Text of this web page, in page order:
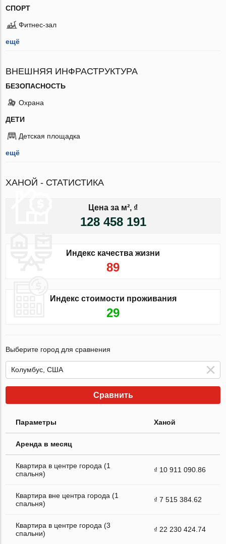
СПОРТ
Фитнес-зал
ещё
ВНЕШНЯЯ ИНФРАСТРУКТУРА
БЕЗОПАСНОСТЬ
Охрана
ДЕТИ
Детская площадка
ещё
ХАНОЙ - СТАТИСТИКА
Цена за м², ₫
128 458 191
Индекс качества жизни
89
Индекс стоимости проживания
29
Выберите город для сравнения
Сравнить
Параметры Ханой
Аренда в месяц
Квартира в центре города (1
спальня)
₫ 10 911 090.86
Квартира вне центра города (1
спальня)
₫ 7 515 384.62
Квартира в центре города (3
спальни)
₫ 22 230 424.74